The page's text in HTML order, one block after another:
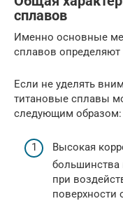
сплавов
Именно основные
сплавов определяют
Если не уделять
титановые сплавы
следующим образом:
Высокая
большинства
при
поверхности